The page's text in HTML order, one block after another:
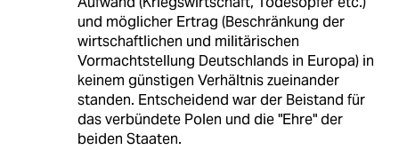
und möglicher Ertrag (Beschränkung der
wirtschaftlichen und militärischen
Vormachtstellung Deutschlands in Europa) in
keinem günstigen Verhältnis zueinander
standen. Entscheidend war der Beistand für
das verbündete Polen und die "Ehre" der
beiden Staaten.